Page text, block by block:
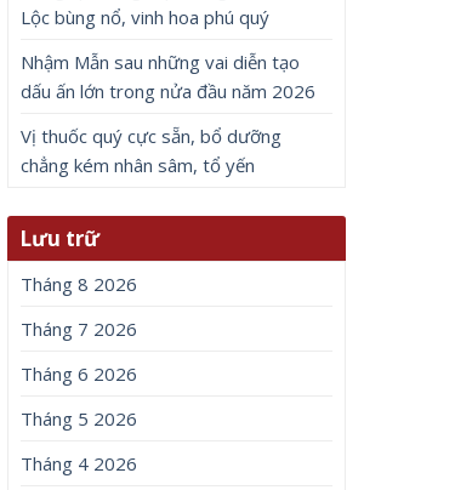
Lộc bùng nổ, vinh hoa phú quý
Nhậm Mẫn sau những vai diễn tạo
dấu ấn lớn trong nửa đầu năm 2026
Vị thuốc quý cực sẵn, bổ dưỡng
chẳng kém nhân sâm, tổ yến
Lưu trữ
Tháng 8 2026
Tháng 7 2026
Tháng 6 2026
Tháng 5 2026
Tháng 4 2026